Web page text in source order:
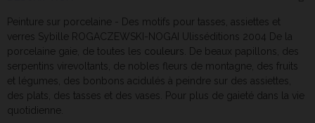
Peinture sur porcelaine - Des motifs pour tasses, assiettes et
verres Sybille ROGACZEWSKI-NOGAI Ulisséditions 2004 De la
porcelaine gaie, de toutes les couleurs . De beaux papillons, des
serpentins virevoltants, de nobles fleurs de montagne, des fruits
et légumes, des bonbons acidulés à peindre sur des assiettes,
des plats, des tasses et des vases. Pour plus de gaieté dans la vie
quotidienne.